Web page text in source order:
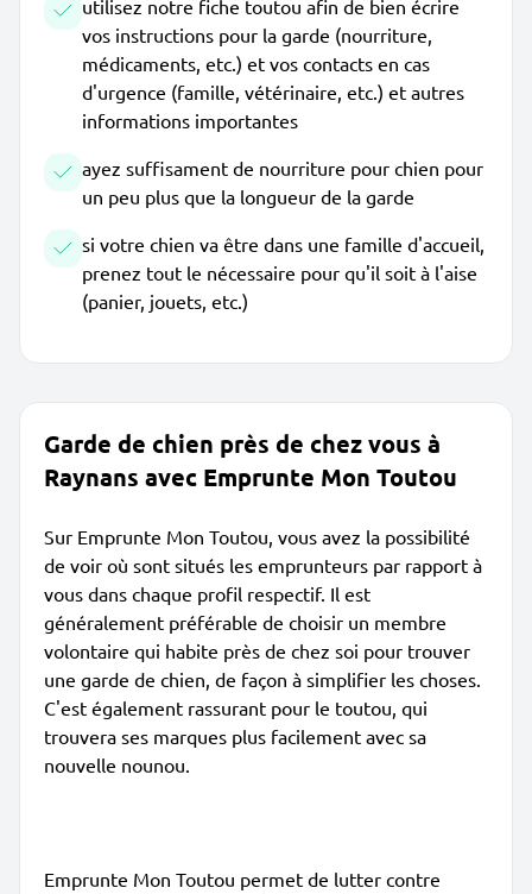
utilisez notre fiche toutou afin de bien écrire
vos instructions pour la garde (nourriture,
médicaments, etc.) et vos contacts en cas
d'urgence (famille, vétérinaire, etc.) et autres
informations importantes
ayez suffisament de nourriture pour chien pour
un peu plus que la longueur de la garde
si votre chien va être dans une famille d'accueil,
prenez tout le nécessaire pour qu'il soit à l'aise
(panier, jouets, etc.)
Garde de chien près de chez vous à
Raynans avec Emprunte Mon Toutou
Sur Emprunte Mon Toutou, vous avez la possibilité
de voir où sont situés les emprunteurs par rapport à
vous dans chaque profil respectif. Il est
généralement préférable de choisir un membre
volontaire qui habite près de chez soi pour trouver
une garde de chien, de façon à simplifier les choses.
C'est également rassurant pour le toutou, qui
trouvera ses marques plus facilement avec sa
nouvelle nounou.
Emprunte Mon Toutou permet de lutter contre